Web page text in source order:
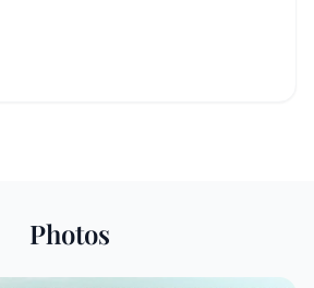
Photos